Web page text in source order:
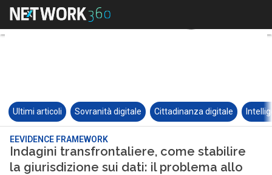
Ultimi articoli Sovranità digitale Cittadinanza digitale
EEVIDENCE FRAMEWORK
Indagini transfrontaliere, come stabilire
la giurisdizione sui dati: il problema allo